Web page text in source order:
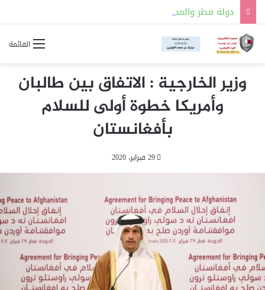
القائمة
وزير الخارجية : الاتفاق بين طالبان
وأمريكا خطوة أولى للسلام
بأفغانستان
29 فبراير، 2020